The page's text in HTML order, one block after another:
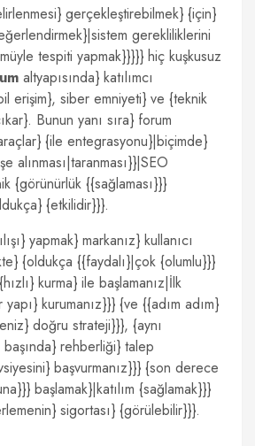
gerçekleştirebilmek} {için}
gerekliliklerini
tespiti yapmak}}}}} hiç kuşkusuz
altyapısında} katılımcı
erişim}, siber emniyeti} ve {teknik
Bunun yanı sıra} forum
{ile entegrasyonu}|biçimde}
alınması|taranması}}|SEO
{görünürlük {{sağlaması}}}
{etkilidir}}}.
yapmak} markanız} kullanıcı
{oldukça {{faydalı}|çok {olumlu}}}
kurma} ile başlamanız|İlk
kurumanız}}} {ve {{adım adım}
doğru strateji}}}, {aynı
rehberliği} talep
başvurmanız}}} {son derece
başlamak}|katılım {sağlamak}}}
sigortası} {görülebilir}}}.